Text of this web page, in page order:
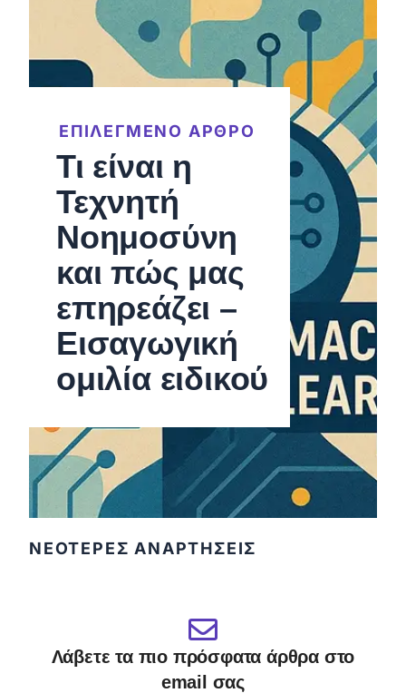
ΕΠΙΛΕΓΜΕΝΟ ΑΡΘΡΟ
Τι είναι η
Τεχνητή
Νοημοσύνη
και πώς μας
επηρεάζει –
Εισαγωγική
ομιλία ειδικού
ΝΕΟΤΕΡΕΣ ΑΝΑΡΤΗΣΕΙΣ
Λάβετε τα πιο πρόσφατα άρθρα στο
email σας